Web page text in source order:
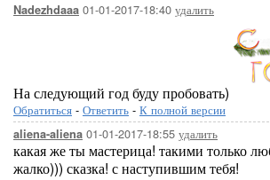
Nadezhdaaa 01-01-2017-18:40 удалить
На следующий год буду пробовать)
Обратиться - Ответить - К полной версии
aliena-aliena 01-01-2017-18:55 удалить
какая же ты мастерица! такими только
жалко))) сказка! с наступившим тебя!